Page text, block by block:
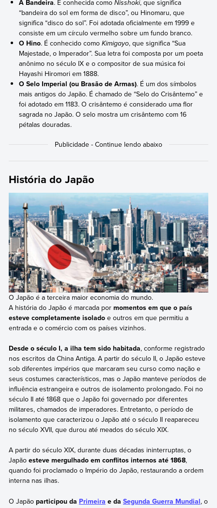
A Bandeira. É conhecida comoNisshoki, que significa
“bandeira do sol em forma de disco”, ou Hinomaru, que
significa “disco do sol”. Foi adotada oficialmente em 1999 e
consiste em um círculo vermelho sobre um fundo branco.
O Hino. É conhecido comoKimigayo, que significa “Sua
Majestade, o Imperador”. Sua letra foi composta por um poeta
anônimo no século IX e o compositor de sua música foi
Hayashi Hiromori em 1888.
O Selo Imperial (ou Brasão de Armas). É um dos símbolos
mais antigos do Japão. É chamado de “Selo do Crisântemo” e
foi adotado em 1183. O crisântemo é considerado uma flor
sagrada no Japão. O selo mostra um crisântemo com 16
pétalas douradas.
História do Japão
O Japão é a terceira maior economia do mundo.
A história do Japão é marcada por momentos em que o país
esteve completamente isoladoe outros em que permitiu a
entrada e o comércio com os países vizinhos.
Desde o século I, a ilha tem sido habitada, conforme registrado
nos escritos da China Antiga. A partir do século II, o Japão esteve
sob diferentes impérios que marcaram seu curso como nação e
seus costumes característicos, mas o Japão manteve períodos de
influência estrangeira e outros de isolamento prolongado. Foi no
século II até 1868 que o Japão foi governado por diferentes
militares, chamados de imperadores. Entretanto, o período de
isolamento que caracterizou o Japão até o século II reapareceu
no século XVII, que durou até meados do século XIX.
A partir do século XIX, durante duas décadas ininterruptas, o
Japão esteve mergulhado em conflitos internos até 1868,
quando foi proclamado o Império do Japão, restaurando a ordem
interna nas ilhas.
O Japão participou da Primeira e da Segunda Guerra Mundial, o